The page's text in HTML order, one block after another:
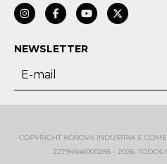
NEWSLETTER
COPYRIGHT KOROVA INDUSTRIA E
22794546000285 - 2026. TODOS